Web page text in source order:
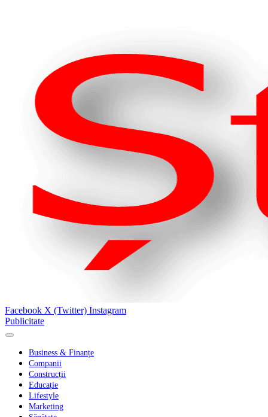
Facebook X (Twitter) Instagram
Publicitate
Business & Finanțe
Companii
Construcții
Educație
Lifestyle
Marketing